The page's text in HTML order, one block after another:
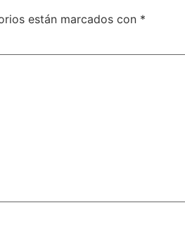
están marcados con *